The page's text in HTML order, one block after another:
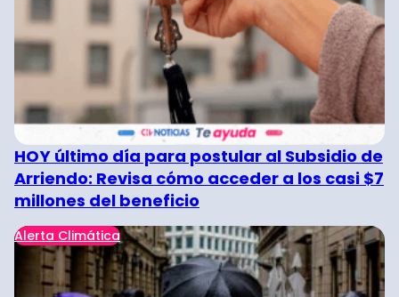
HOY último día para postular al Subsidio de
Arriendo: Revisa cómo acceder a los casi $7
millones del beneficio
Alerta Climática